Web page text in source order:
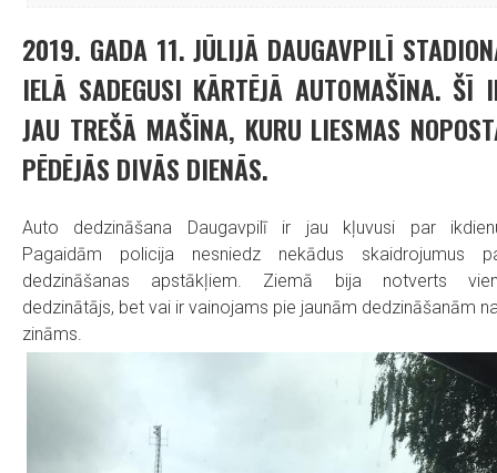
2019. GADA 11. JŪLIJĀ DAUGAVPILĪ
IELĀ SADEGUSI KĀRTĒJĀ AUTOMAŠĪNA. ŠĪ
JAU TREŠĀ MAŠĪNA, KURU LIESMAS
PĒDĒJĀS DIVĀS DIENĀS.
Auto dedzināšana Daugavpilī ir jau kļuvusi par
Pagaidām policija nesniedz nekādus skaidrojumus
dedzināšanas apstākļiem. Ziemā bija notverts
dedzinātājs, bet vai ir vainojams pie jaunām dedzināšanām
zināms.